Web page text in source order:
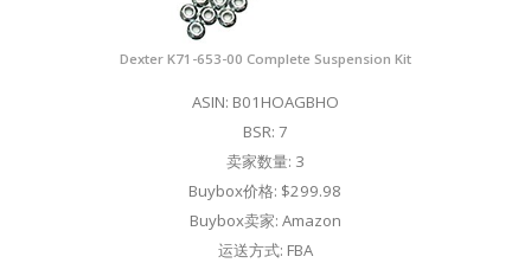
Dexter K71-653-00 Complete Suspension Kit
ASIN: B01HOAGBHO
BSR: 7
卖家数量: 3
Buybox价格: $299.98
Buybox卖家: Amazon
运送方式: FBA